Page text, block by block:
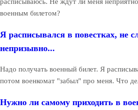
военным билетом?
Я расписывался в повестках, не
непризывно...
Надо получать военный билет. Я
потом военкомат "забыл" про меня. Что
Нужно ли самому приходить в